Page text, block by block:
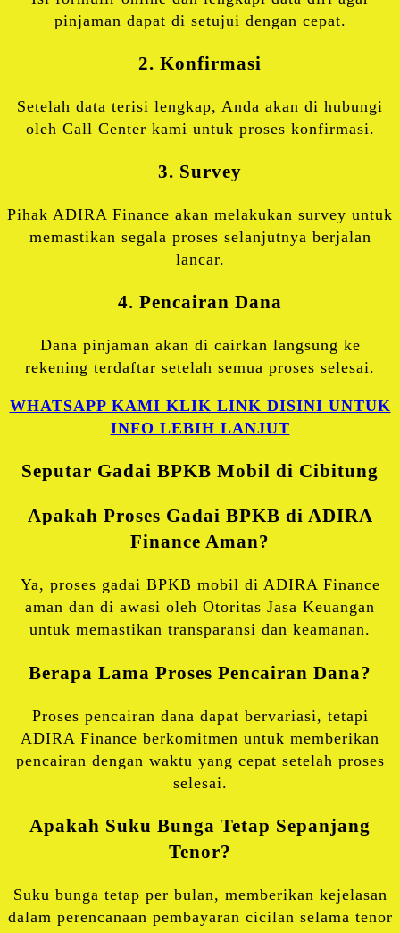
pinjaman dapat di setujui dengan cepat.
2. Konfirmasi
Setelah data terisi lengkap, Anda akan di hubungi
oleh Call Center kami untuk proses konfirmasi.
3. Survey
Pihak ADIRA Finance akan melakukan survey untuk
memastikan segala proses selanjutnya berjalan
lancar.
4. Pencairan Dana
Dana pinjaman akan di cairkan langsung ke
rekening terdaftar setelah semua proses selesai.
WHATSAPP KAMI KLIK LINK DISINI UNTUK
INFO LEBIH LANJUT
Seputar Gadai BPKB Mobil di Cibitung
Apakah Proses Gadai BPKB di ADIRA
Finance Aman?
Ya, proses gadai BPKB mobil di ADIRA Finance
aman dan di awasi oleh Otoritas Jasa Keuangan
untuk memastikan transparansi dan keamanan.
Berapa Lama Proses Pencairan Dana?
Proses pencairan dana dapat bervariasi, tetapi
ADIRA Finance berkomitmen untuk memberikan
pencairan dengan waktu yang cepat setelah proses
selesai.
Apakah Suku Bunga Tetap Sepanjang
Tenor?
Suku bunga tetap per bulan, memberikan kejelasan
dalam perencanaan pembayaran cicilan selama tenor